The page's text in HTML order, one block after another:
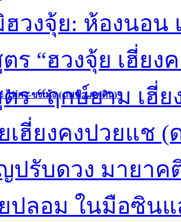
ไท่กง-ขงเม้ง (ภพฟ้า ภพดิน)”
วงจุ้ย: ห้องนอน
ร “ฮวงจุ้ย เฮี่ยง
ร “ฤกษ์ยาม เฮี่ย
เฮี่ยงคงปวยแช (
ปรับดวง มายา
ปลอม ในมือซิน